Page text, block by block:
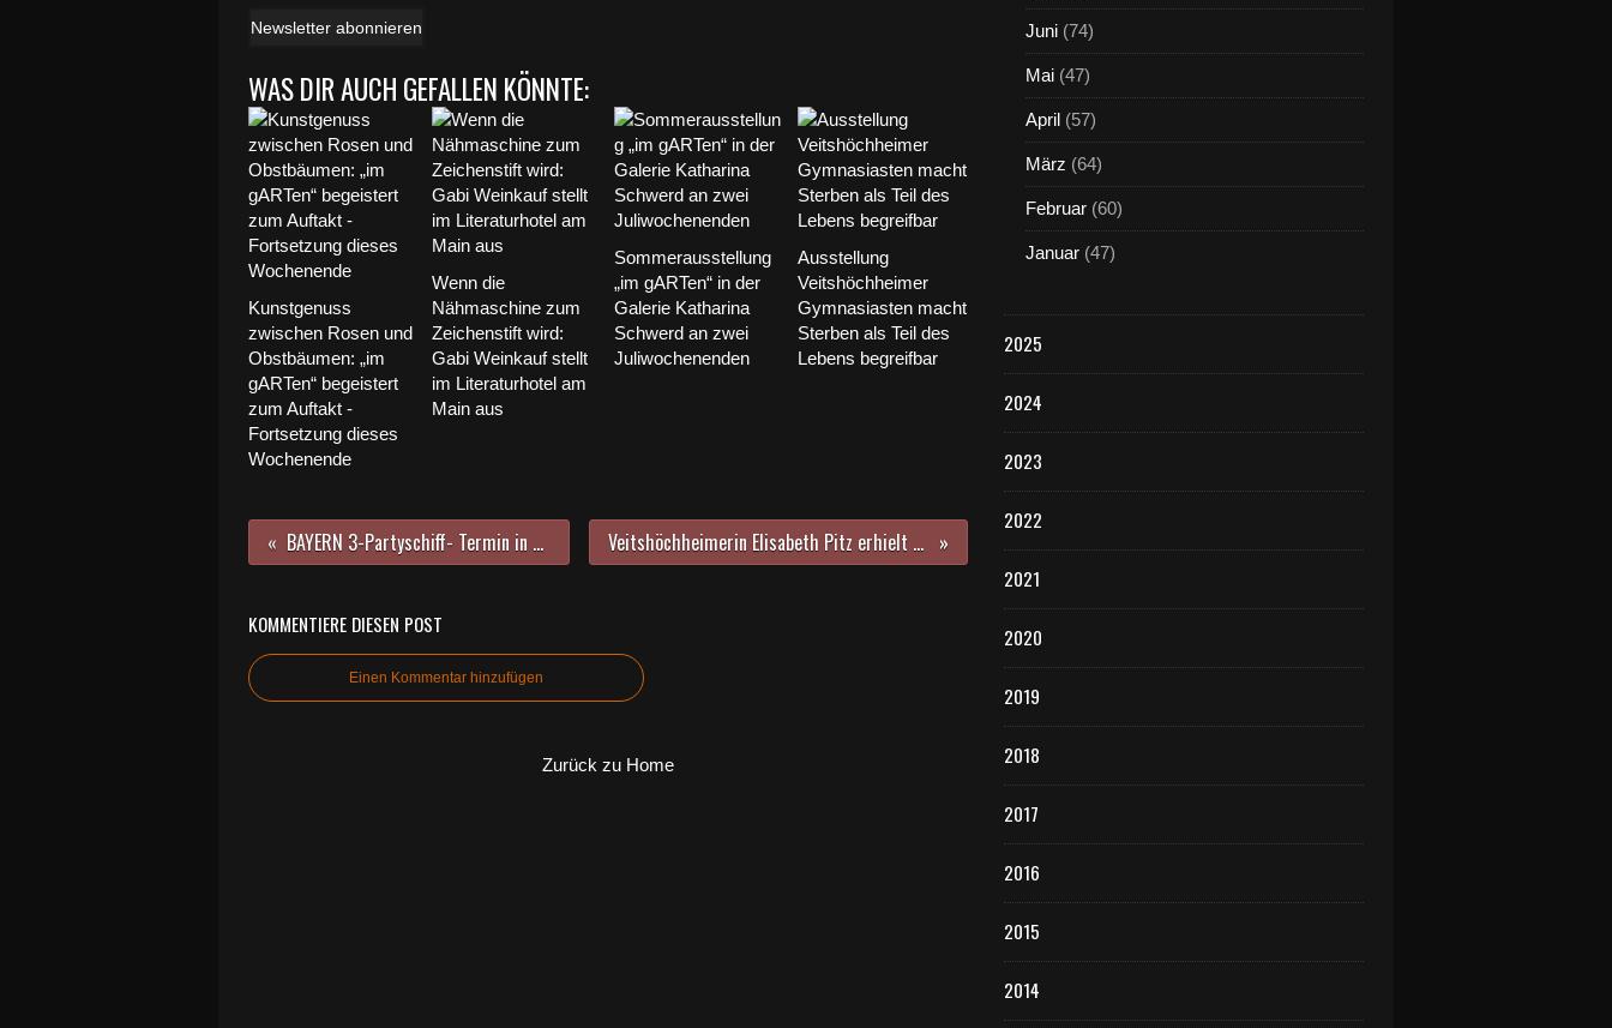
Newsletter abonnieren
WAS DIR AUCH GEFALLEN KÖNNTE:
Kunstgenuss
zwischen Rosen und
Obstbäumen: „im
gARTen“ begeistert
zum Auftakt -
Fortsetzung dieses
Wochenende
Wenn die
Nähmaschine zum
Zeichenstift wird:
Gabi Weinkauf stellt
im Literaturhotel am
Main aus
Sommerausstellung
„im gARTen“ in der
Galerie Katharina
Schwerd an zwei
Juliwochenenden
Ausstellung
Veitshöchheimer
Gymnasiasten macht
Sterben als Teil des
Lebens begreifbar
BAYERN 3-Partyschiff- Termin in Veitshöchheim vom 7. auf 21. Juni verlegt Veitshöchheimerin Elisabeth Pitz erhielt Bayerische Staatsmedaille für soziale Verdienste
KOMMENTIERE DIESEN POST
Einen Kommentar hinzufügen
Zurück zu Home
Juni (74)
Mai (47)
April (57)
März (64)
Februar (60)
Januar (47)
2025
2024
2023
2022
2021
2020
2019
2018
2017
2016
2015
2014